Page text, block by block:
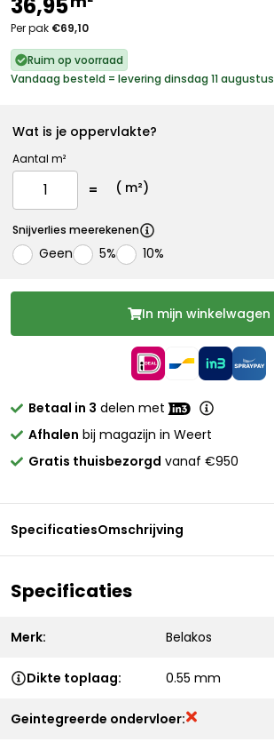
Per pak €69,10
Ruim op voorraad
Vandaag besteld = levering dinsdag 11 augustus
Wat is je oppervlakte?
Aantal m²
( m²)
Snijverlies meerekenen
Geen 5% 10%
In mijn winkelwagen
Betaal in 3 delen met
Afhalen bij magazijn in Weert
Gratis thuisbezorgd vanaf €950
SpecificatiesOmschrijving
Specificaties
Merk: Belakos
Dikte toplaag: 0.55 mm
Geintegreerde ondervloer: